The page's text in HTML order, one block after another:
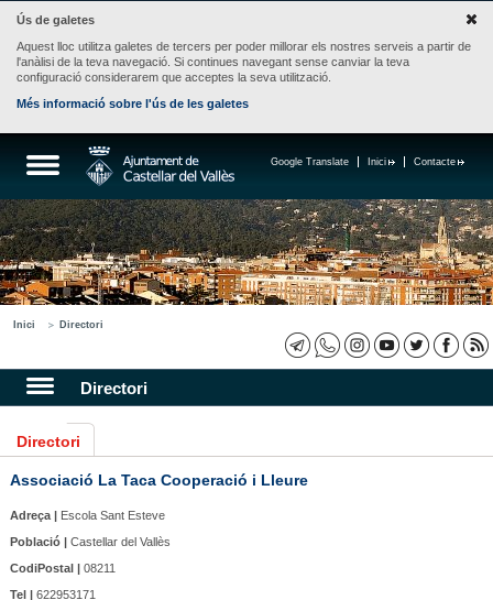
Ús de galetes
Aquest lloc utilitza galetes de tercers per poder millorar els nostres serveis a partir de
l'anàlisi de la teva navegació. Si continues navegant sense canviar la teva
configuració considerarem que acceptes la seva utilització.
Més informació sobre l'ús de les galetes
Contacte
Inici
Google Translate
Inici Directori
Directori
Directori
Associació La Taca Cooperació i Lleure
Adreça |Escola Sant Esteve
Població |Castellar del Vallès
CodiPostal |08211
Tel |622953171